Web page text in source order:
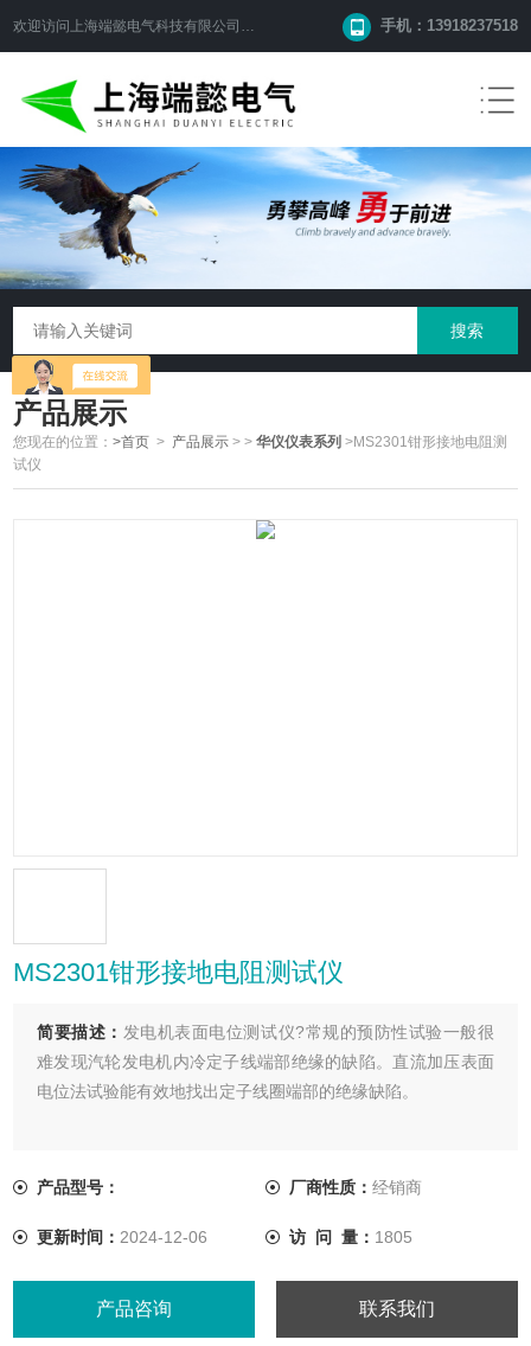
欢迎访问 上海端懿电气科技有限公司 网站！ 手机：13918237518
产品展示
您现在的位置：>首页 > 产品展示 >>华仪仪表系列 >MS2301钳形接地电阻测
试仪
MS2301钳形接地电阻测试仪
简要描述： 发电机表面电位测试仪?常规的预防性试验一般很
难发现汽轮发电机内冷定子线端部绝缘的缺陷。直流加压表面
电位法试验能有效地找出定子线圈端部的绝缘缺陷。
产品型号： 厂商性质： 经销商
更新时间： 2024-12-06 访 问 量： 1805
产品咨询 联系我们